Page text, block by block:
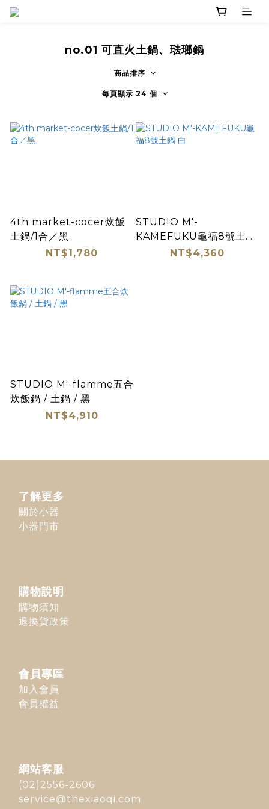
no.01 可直火土鍋、琺瑯鍋
商品排序
每頁顯示 24 個
4th market-cocer炊飯
土鍋/1合／黑
NT$1,780
STUDIO M'-
KAMEFUKU龜福8號土鍋
NT$4,360
STUDIO M'-flamme五合
炊飯鍋 / 土鍋 / 黑
NT$4,910
了解更多
關於小器
小器門市
購物說明
購物須知
退換貨政策
會員專區
加入會員
會員權益
網站客服
(02)2556-2606
service@thexiaoqi.com